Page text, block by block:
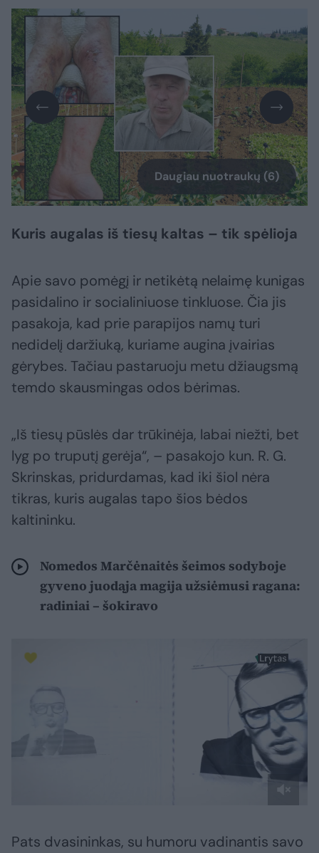
Daugiau nuotraukų (6)
Kuris augalas iš tiesų kaltas – tik spėlioja
Apie savo pomėgį ir netikėtą nelaimę kunigas
pasidalino ir socialiniuose tinkluose. Čia jis
pasakoja, kad prie parapijos namų turi
nedidelį daržiuką, kuriame augina įvairias
gėrybes. Tačiau pastaruoju metu džiaugsmą
temdo skausmingas odos bėrimas.
„Iš tiesų pūslės dar trūkinėja, labai niežti, bet
lyg po truputį gerėja“, – pasakojo kun. R. G.
Skrinskas, pridurdamas, kad iki šiol nėra
tikras, kuris augalas tapo šios bėdos
kaltininku.
Nomedos Marčėnaitės šeimos sodyboje
gyveno juodąja magija užsiėmusi ragana:
radiniai – šokiravo
Pats dvasininkas, su humoru vadinantis savo